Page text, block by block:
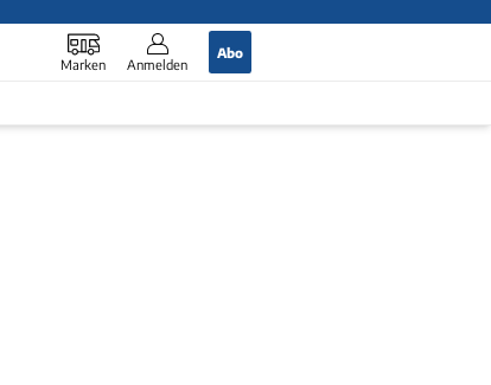
Marken Anmelden
Abo